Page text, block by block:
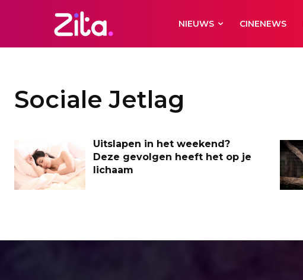
NIEUWS CINENEWS
Sociale Jetlag
Uitslapen in het weekend?
Deze gevolgen heeft het op je
lichaam